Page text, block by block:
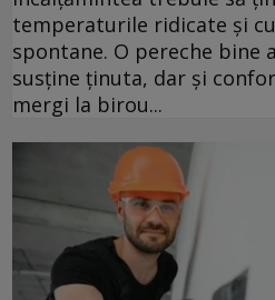
temperaturile ridicate și
spontane. O pereche bine
susține ținuta, dar și
mergi la birou...